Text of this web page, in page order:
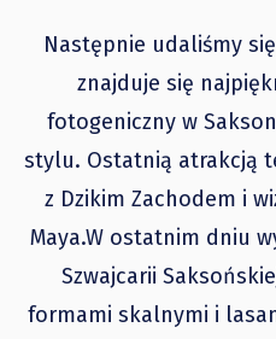
Następnie udaliśmy
znajduje się
fotogeniczny w
stylu. Ostatnią atrakcją
z Dzikim Zachodem i
Maya.W ostatnim dniu
Szwajcarii
formami skalnymi i